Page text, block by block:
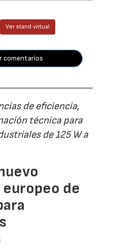
Ver stand virtual
comentarios
de eficiencia,
técnica para
de 125 W a
de